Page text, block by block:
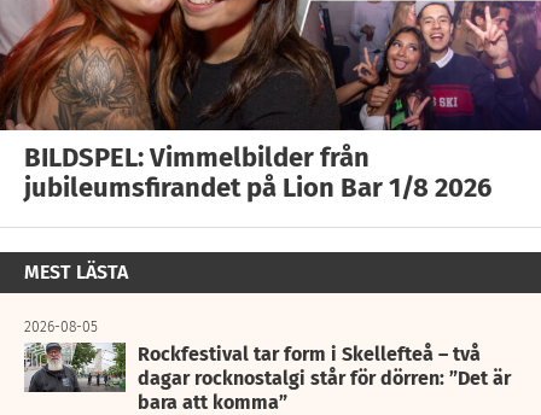
BILDSPEL: Vimmelbilder från
jubileumsfirandet på Lion Bar 1/8 2026
MEST LÄSTA
2026-08-05
Rockfestival tar form i Skellefteå – två
dagar rocknostalgi står för dörren: ”Det är
bara att komma”